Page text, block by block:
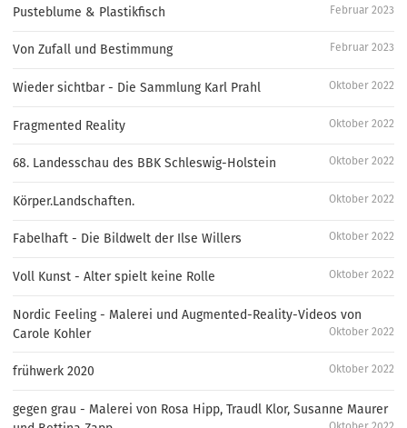
Pusteblume & Plastikfisch Februar 2023
Von Zufall und Bestimmung Februar 2023
Wieder sichtbar - Die Sammlung Karl Prahl Oktober 2022
Fragmented Reality Oktober 2022
68. Landesschau des BBK Schleswig-Holstein Oktober 2022
Körper.Landschaften. Oktober 2022
Fabelhaft - Die Bildwelt der Ilse Willers Oktober 2022
Voll Kunst - Alter spielt keine Rolle Oktober 2022
Nordic Feeling - Malerei und Augmented-Reality-Videos von
Carole Kohler
Oktober 2022
frühwerk 2020 Oktober 2022
gegen grau - Malerei von Rosa Hipp, Traudl Klor, Susanne Maurer